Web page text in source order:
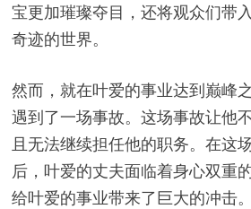
宝更加璀璨夺目，还将观众们带
奇迹的世界。
然而，就在叶爱的事业达到巅峰
遇到了一场事故。这场事故让他
且无法继续担任他的职务。在这
后，叶爱的丈夫面临着身心双重
给叶爱的事业带来了巨大的冲击